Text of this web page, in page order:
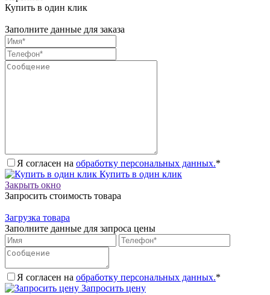
Купить в один клик
Заполните данные для заказа
Я согласен на обработку персональных данных.*
Купить в один клик
Закрыть окно
Запросить стоимость товара
Загрузка товара
Заполните данные для запроса цены
Я согласен на обработку персональных данных.*
Запросить цену